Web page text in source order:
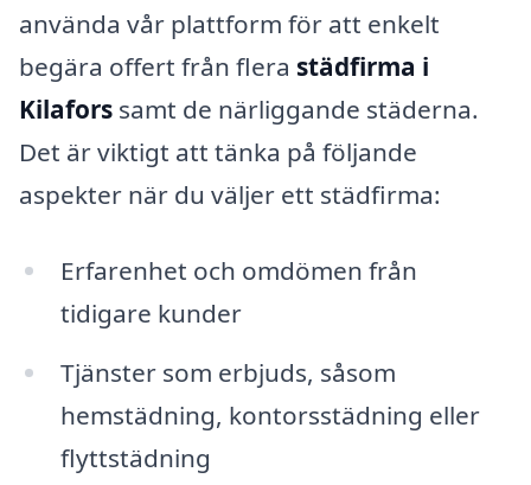
använda vår plattform för att enkelt
begära offert från flera städfirma i
Kilafors samt de närliggande städerna.
Det är viktigt att tänka på följande
aspekter när du väljer ett städfirma:
Erfarenhet och omdömen från
tidigare kunder
Tjänster som erbjuds, såsom
hemstädning, kontorsstädning eller
flyttstädning